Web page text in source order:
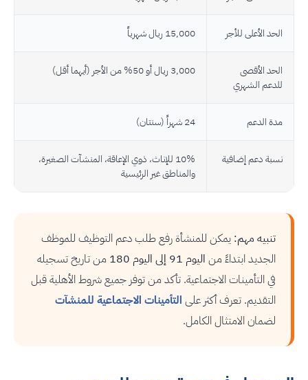
الحد الأعلى للأجر 15,000 ريال شهرياً
الحد الأقصى
للدعم الشهري
3,000 ريال أو 50% من الأجر (أيهما أقل)
مدة الدعم 24 شهراً (سنتان)
نسبة دعم إضافية
10% للإناث، ذوي الإعاقة، المنشآت الصغيرة،
والمناطق غير الرئيسية
تنبيه مهم: يمكن للمنشأة رفع طلب دعم التوظيف للموظف
الجديد ابتداءً من اليوم 91 إلى اليوم 180
من تاريخ تسجيله
في التأمينات الاجتماعية. تأكد من توفر جميع شروط الأهلية قبل
التقديم. تعرف أكثر على التأمينات الاجتماعية للمنشآت
لضمان الامتثال الكامل.